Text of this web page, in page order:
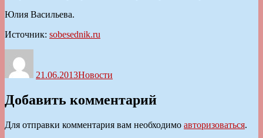
Юлия Васильева.
Источник: sobesednik.ru
21.06.2013Новости
Добавить комментарий
Для отправки комментария вам необходимо авторизоваться.